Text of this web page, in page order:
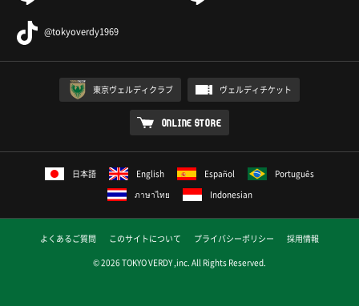
@tokyoverdy1969
東京ヴェルディクラブ ヴェルディチケット
ONLINE STORE
日本語 English Español
Português
ภาษาไทย
Indonesian
よくあるご質問 このサイトについて プライバシーポリシー
採用情報
© 2026 TOKYO VERDY ,inc. All Rights Reserved.